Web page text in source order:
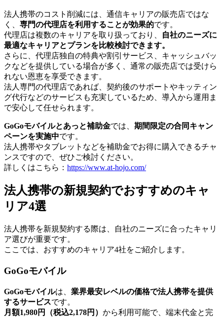
法人携帯のコスト削減には、通信キャリアの販売店ではな
く、 専門の代理店を利用することが効果的です。
代理店は複数のキャリアを取り扱っており、
自社のニーズに
最適なキャリアとプランを比較検討できます。
さらに、代理店独自の特典や割引サービス、キャッシュバッ
クなどを提供している場合が多く、通常の販売店では受けら
れない恩恵を享受できます。
法人専門の代理店であれば、契約後のサポートやキッティン
グ代行などのサービスも充実しているため、導入から運用ま
で安心して任せられます。
GoGoモバイルとあっと補助金では、 期間限定の合同キャン
ペーンを実施中です。
法人携帯やタブレットなどを補助金でお得に購入できるチャ
ンスですので、ぜひご検討ください。
詳しくはこちら： https://www.at-hojo.com/
法人携帯の新規契約でおすすめのキャ
リア4選
法人携帯を新規契約する際は、自社のニーズに合ったキャリ
ア選びが重要です。
ここでは、おすすめのキャリア4社をご紹介します。
GoGoモバイル
GoGoモバイルは、 業界最安レベルの価格で法人携帯を提供
するサービスです。
月額1,980円（税込2,178円） から利用可能で、端末代金と完